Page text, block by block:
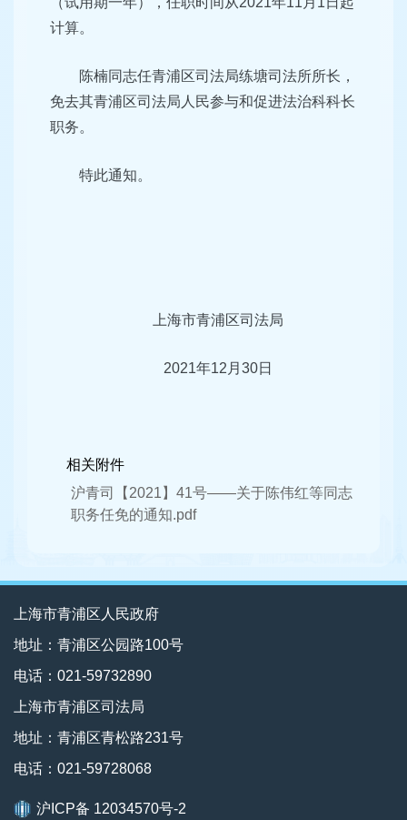
计算。
陈楠同志任青浦区司法局练塘司法所所长，
免去其青浦区司法局人民参与和促进法治科科长
职务。
特此通知。
上海市青浦区司法局
2021年12月30日
相关附件
沪青司【2021】41号——关于陈伟红等同志
职务任免的通知.pdf
上海市青浦区人民政府
地址：青浦区公园路100号
电话：021-59732890
上海市青浦区司法局
地址：青浦区青松路231号
电话：021-59728068
沪ICP备 12034570号-2